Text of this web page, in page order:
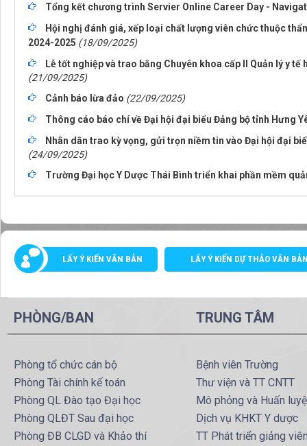
Tổng kết chương trình Servier Online Career Day -
Hội nghị đánh giá, xếp loại chất lượng viên chức thuộc
2024-2025 (18/09/2025)
Lễ tốt nghiệp và trao bằng Chuyên khoa cấp II Quản lý y
(21/09/2025)
Cảnh báo lừa đảo (22/09/2025)
Thông cáo báo chí về Đại hội đại biểu Đảng bộ tỉnh Hưng
Nhân dân trao kỳ vọng, gửi trọn niềm tin vào Đại hội đại
(24/09/2025)
Trường Đại học Y Dược Thái Bình triển khai phần mềm
LẤY Ý KIẾN VĂN BẢN LẤY Ý KIẾN DỰ THẢO VĂN
PHÒNG/BAN
Phòng tổ chức cán bộ
Phòng Tài chính kế toán
Phòng QL Đào tạo Đại học
Phòng QLĐT Sau đại học
Phòng ĐB CLGD và Khảo thí
TRUNG TÂM
Bệnh viên Trường
Thư viện và TT CNTT
Mô phỏng và Huấn
Dịch vụ KHKT Y dược
TT Phát triển giảng